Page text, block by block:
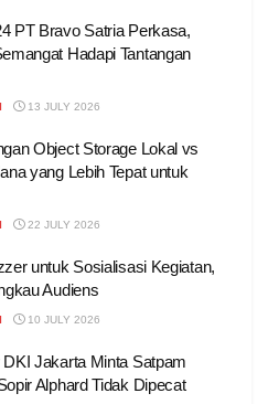
PT Bravo Satria Perkasa,
Hadapi Tantangan
13 JULY 2026
Object Storage Lokal vs
yang Lebih Tepat untuk
22 JULY 2026
untuk Sosialisasi Kegiatan,
Audiens
10 JULY 2026
Jakarta Minta Satpam
Alphard Tidak Dipecat